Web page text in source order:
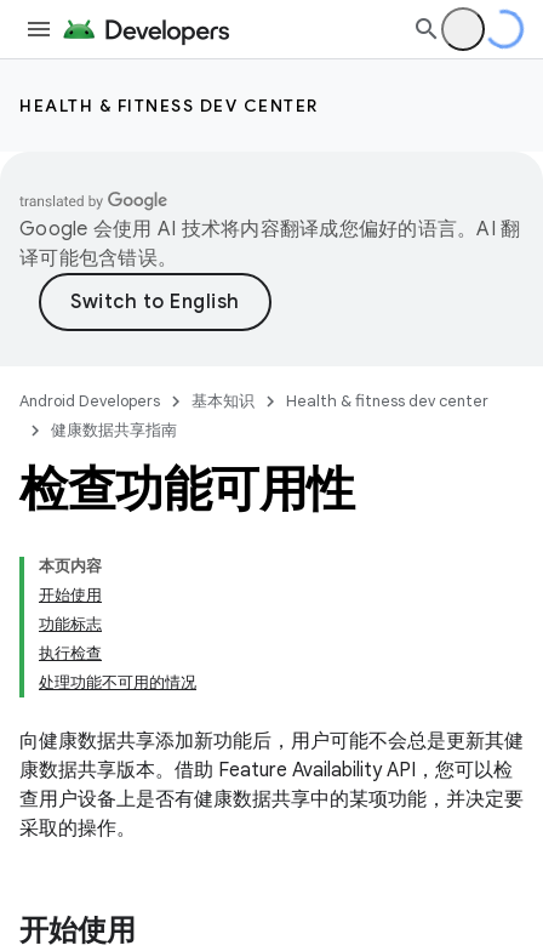
HEALTH & FITNESS DEV CENTER
Google 会使用 AI 技术将内容翻译成您偏好的语言。AI 翻
译可能包含错误。
Android Developers 基本知识
Health & fitness dev center
健康数据共享指南
检查功能可用性
本页内容
开始使用
功能标志
执行检查
处理功能不可用的情况
向健康数据共享添加新功能后，用户可能不会总是更新其健
康数据共享版本。借助 Feature Availability API，您可以检
查用户设备上是否有健康数据共享中的某项功能，并决定要
采取的操作。
开始使用